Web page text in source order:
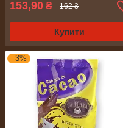
153,90 ₴ 162 ₴
Купити
–3%